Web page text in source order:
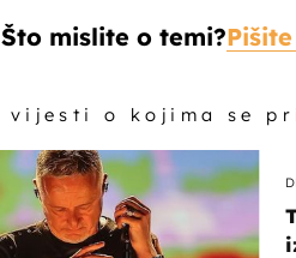
Što mislite o temi?
vijesti o kojima se